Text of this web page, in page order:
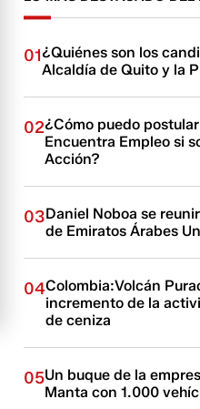
01¿Quiénes son los
Alcaldía de Quito y la
02¿Cómo puedo
Encuentra Empleo si
Acción?
03Daniel Noboa se
de Emiratos Árabes
04Colombia:Volcán
incremento de la
de ceniza
05Un buque de la
Manta con 1.000